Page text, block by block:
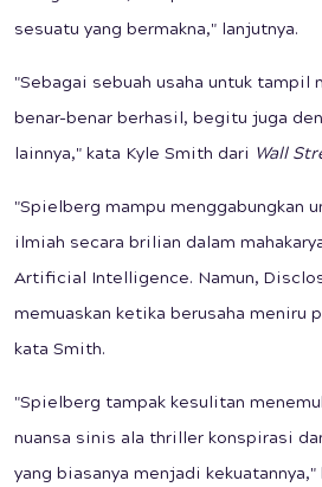
sesuatu yang bermakna," lanjutnya.
"Sebagai sebuah usaha untuk
benar-benar berhasil, begitu juga
lainnya," kata Kyle Smith dari Wall
"Spielberg mampu menggabungkan
ilmiah secara brilian dalam
Artificial Intelligence. Namun,
memuaskan ketika berusaha meniru
kata Smith.
"Spielberg tampak kesulitan
nuansa sinis ala thriller konspirasi
yang biasanya menjadi